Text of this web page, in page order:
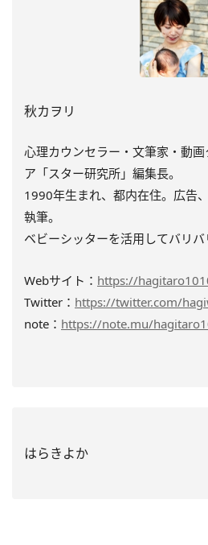
秋カヲリ
心理カウンセラー・文筆家・動
ア「スター研究所」編集長。
1990年生まれ、都内在住。広告
執筆。
ベビーシッターを活用してバリバ
Webサイト： https://
Twitter： https://twitter.com/
note： https://note.mu/
はらきよか